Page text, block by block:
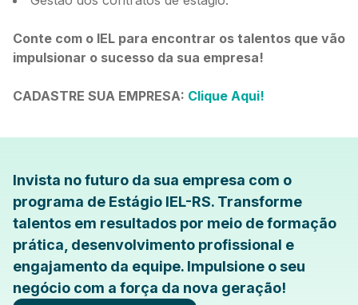
Conte com o IEL para encontrar os talentos que vão
impulsionar o sucesso da sua empresa!
CADASTRE SUA EMPRESA: Clique Aqui!
Invista no futuro da sua empresa com o
programa de Estágio IEL-RS. Transforme
talentos em resultados por meio de formação
prática, desenvolvimento profissional e
engajamento da equipe. Impulsione o seu
negócio com a força da nova geração!